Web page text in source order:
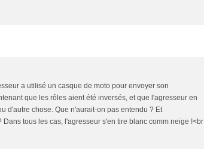
a utilisé un casque de moto pour envoyer son
que les rôles aient été inversés, et que l'agresseur en
d'autre chose. Que n'aurait-on pas entendu ? Et
tous les cas, l'agresseur s'en tire blanc comm neige !<br